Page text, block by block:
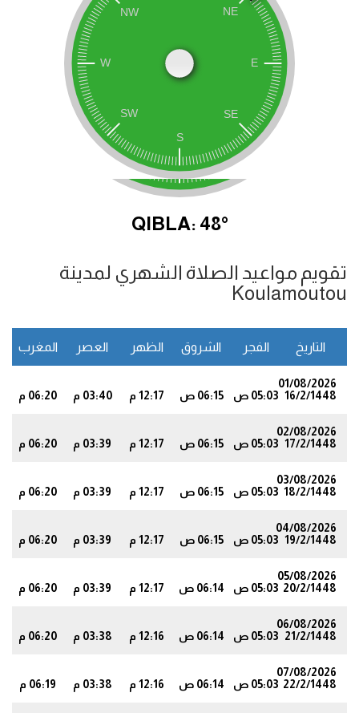
QIBLA: 48°
تقويم مواعيد الصلاة الشهري لمدينة
Koulamoutou
التاريخ الفجر الشروق الظهر العصر المغرب
01/08/2026
16/2/1448 05:03 ص 06:15 ص 12:17 م 03:40 م 06:20 م
02/08/2026
17/2/1448 05:03 ص 06:15 ص 12:17 م 03:39 م 06:20 م
03/08/2026
18/2/1448 05:03 ص 06:15 ص 12:17 م 03:39 م 06:20 م
04/08/2026
19/2/1448 05:03 ص 06:15 ص 12:17 م 03:39 م 06:20 م
05/08/2026
20/2/1448 05:03 ص 06:14 ص 12:17 م 03:39 م 06:20 م
06/08/2026
21/2/1448 05:03 ص 06:14 ص 12:16 م 03:38 م 06:20 م
07/08/2026
22/2/1448 05:03 ص 06:14 ص 12:16 م 03:38 م 06:19 م